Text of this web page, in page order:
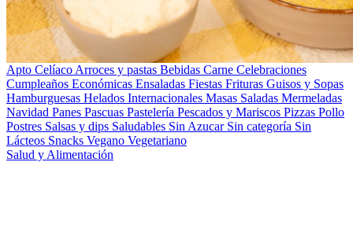
Apto Celíaco Arroces y pastas Bebidas Carne Celebraciones
Cumpleaños Económicas Ensaladas Fiestas Frituras Guisos y Sopas
Hamburguesas Helados Internacionales Masas Saladas Mermeladas
Navidad Panes Pascuas Pastelería Pescados y Mariscos Pizzas Pollo
Postres Salsas y dips Saludables Sin Azucar Sin categoría Sin
Lácteos Snacks Vegano Vegetariano
Salud y Alimentación